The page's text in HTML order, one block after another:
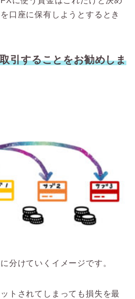
口座に保有しようとするとき
引することをお勧めしま
分けていくイメージです。
トされてしまっても損失を最